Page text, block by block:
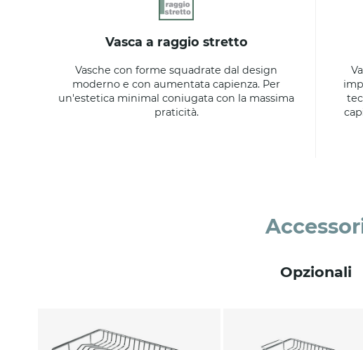
vasca a raggio stretto
Vasche con forme squadrate dal design
moderno e con aumentata capienza. Per
un'estetica minimal coniugata con la massima
praticità.
Opzionali